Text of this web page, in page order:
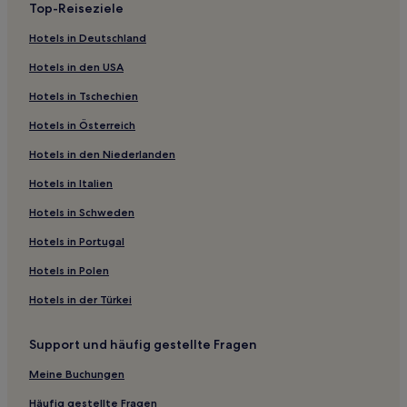
Mars Hotels
Saint-Maurice-En-Gourgois Hotels
Hotels nahe Messepark Saint-Étienne
Eclassan Hotels
Saint-Maurice-De-Lignon Hotels
Ski in Rhône-Alpes
Familien in Rhône-Alpes
Top-Reiseziele
Hotels in Deutschland
Hotels in den USA
Hotels in Tschechien
Hotels in Österreich
Hotels in den Niederlanden
Hotels in Italien
Hotels in Schweden
Hotels in Portugal
Hotels in Polen
Hotels in der Türkei
Support und häufig gestellte Fragen
Meine Buchungen
Häufig gestellte Fragen